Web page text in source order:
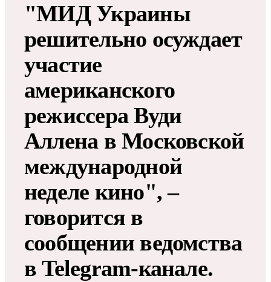
"МИД Украины
решительно осуждает
участие
американского
режиссера Вуди
Аллена в Московской
международной
неделе кино", –
говорится в
сообщении ведомства
в Telegram-канале.